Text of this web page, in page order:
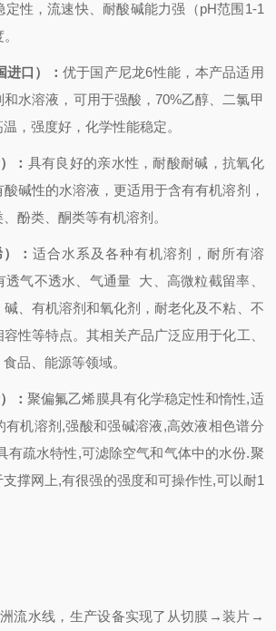
性，流速快、耐酸碱能力强（pH范围1-1
进口）： 优于国产尼龙6性能，本产品适用
水溶液，可用于强酸，70%乙醇、二氯甲
，强度好，化学性能稳定。
： 具有良好的亲水性，耐酸耐碱，抗氧化
碱性的水溶液，更适用于含有有机溶剂，
酚类、酮类等有机溶剂。
）：适合水系及各种有机溶剂，耐所有溶
气不透水、气通量 大、高微粒截留率、
、有机溶剂和氧化剂，耐老化及不粘、不
性等特点。其相关产品广泛应用于化工、
品、能源等领域。
：聚偏氟乙烯膜具有化学稳定性和惰性,适
有机溶剂,强酸和强碱溶液,高效液相色谱分
有疏水特性,可滤除空气和气体中的水份.聚
撑网上,有很强的强度和可操作性,可以耐1
洲流水线，生产设备实现了从切膜→装片→